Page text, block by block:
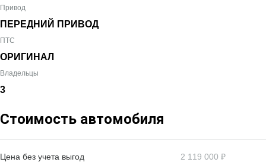
Привод
ПЕРЕДНИЙ ПРИВОД
ПТС
ОРИГИНАЛ
Владельцы
3
Стоимость автомобиля
Цена без учета выгод 2 119 000 ₽